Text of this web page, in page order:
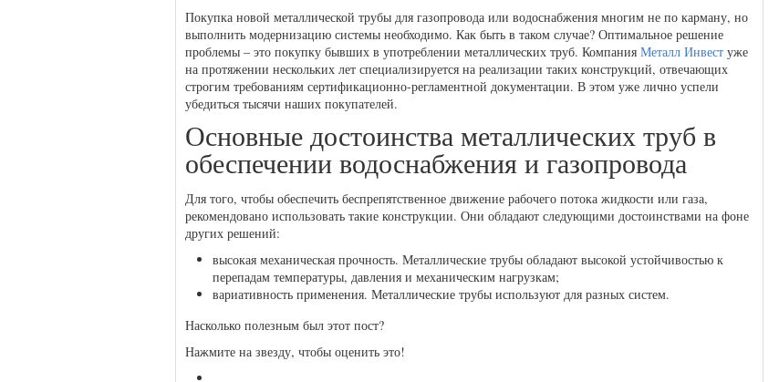
Покупка новой металлической трубы для газопровода или водоснабжения многим не по карману, но
выполнить модернизацию системы необходимо. Как быть в таком случае? Оптимальное решение
проблемы – это покупку бывших в употреблении металлических труб. Компания Металл Инвест уже
на протяжении нескольких лет специализируется на реализации таких конструкций, отвечающих
строгим требованиям сертификационно-регламентной документации. В этом уже лично успели
убедиться тысячи наших покупателей.
Основные достоинства металлических труб в
обеспечении водоснабжения и газопровода
Для того, чтобы обеспечить беспрепятственное движение рабочего потока жидкости или газа,
рекомендовано использовать такие конструкции. Они обладают следующими достоинствами на фоне
других решений:
высокая механическая прочность. Металлические трубы обладают высокой устойчивостью к
перепадам температуры, давления и механическим нагрузкам;
вариативность применения. Металлические трубы используют для разных систем.
Насколько полезным был этот пост?
Нажмите на звезду, чтобы оценить это!